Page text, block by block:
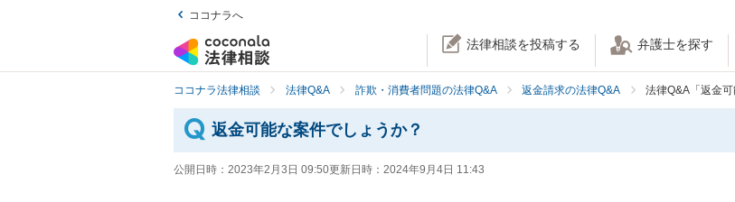
ココナラへ
法律相談を投稿する 弁護士を探す
ココナラ法律相談 法律Q&A 詐欺・消費者問題の法律Q&A 返金請求の法律Q&A 法律Q&A「返金可
返金可能な案件でしょうか？
公開日時： 2023年2月3日 09:50更新日時： 2024年9月4日 11:43